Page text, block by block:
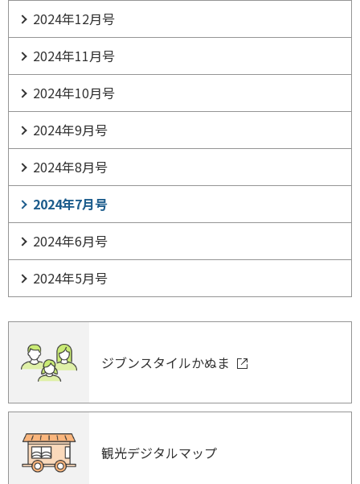
2024年12月号
2024年11月号
2024年10月号
2024年9月号
2024年8月号
2024年7月号
2024年6月号
2024年5月号
ジブンスタイルかぬま
観光デジタルマップ